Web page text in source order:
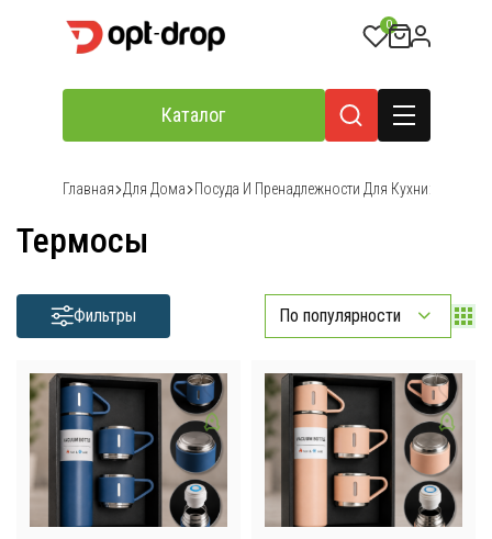
0
Каталог
Главная Для Дома Посуда И Пренадлежности Для Кухни
Термосы
Фильтры По популярности